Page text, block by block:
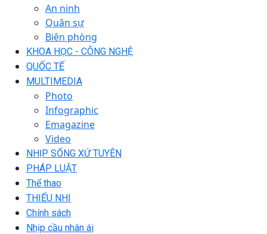
An ninh
Quân sự
Biên phòng
KHOA HỌC - CÔNG NGHỆ
QUỐC TẾ
MULTIMEDIA
Photo
Infographic
Emagazine
Video
NHỊP SỐNG XỨ TUYÊN
PHÁP LUẬT
Thể thao
THIẾU NHI
Chính sách
Nhịp cầu nhân ái